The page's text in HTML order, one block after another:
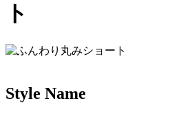
ト
Style Name